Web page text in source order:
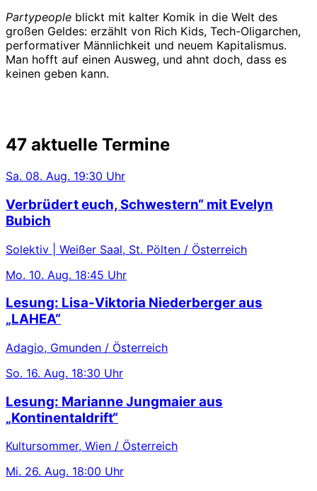
Partypeople blickt mit kalter Komik in die Welt des
großen Geldes: erzählt von Rich Kids, Tech-Oligarchen,
performativer Männlichkeit und neuem Kapitalismus.
Man hofft auf einen Ausweg, und ahnt doch, dass es
keinen geben kann.
47 aktuelle Termine
Sa. 08. Aug. 19:30 Uhr
Verbrüdert euch, Schwestern“ mit Evelyn
Bubich
Solektiv | Weißer Saal, St. Pölten / Österreich
Mo. 10. Aug. 18:45 Uhr
Lesung: Lisa-Viktoria Niederberger aus
„LAHEA“
Adagio, Gmunden / Österreich
So. 16. Aug. 18:30 Uhr
Lesung: Marianne Jungmaier aus
„Kontinentaldrift“
Kultursommer, Wien / Österreich
Mi. 26. Aug. 18:00 Uhr